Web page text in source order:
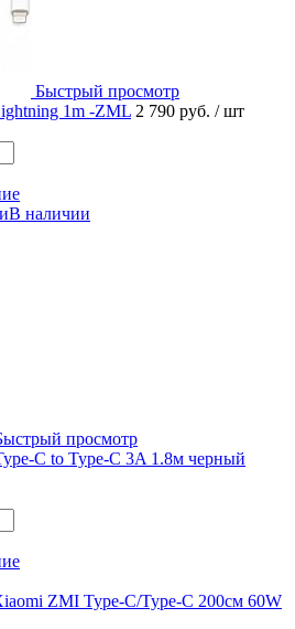
Быстрый просмотр
1m -ZML 2 790 руб. / шт
В наличии
просмотр
C to Type-C 3A 1.8м черный